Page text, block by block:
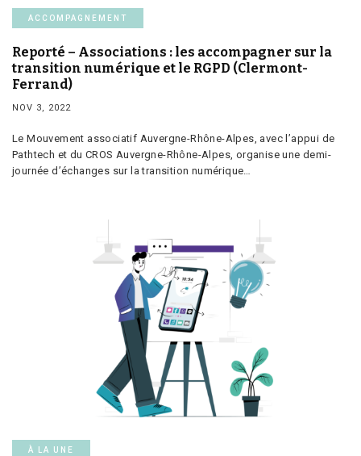
ACCOMPAGNEMENT
Reporté – Associations : les accompagner sur la
transition numérique et le RGPD (Clermont-
Ferrand)
NOV 3, 2022
Le Mouvement associatif Auvergne-Rhône-Alpes, avec l’appui de
Pathtech et du CROS Auvergne-Rhône-Alpes, organise une demi-
journée d’échanges sur la transition numérique…
À LA UNE